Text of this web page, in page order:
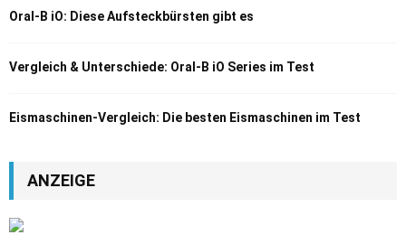
Oral-B iO: Diese Aufsteckbürsten gibt es
Vergleich & Unterschiede: Oral-B iO Series im Test
Eismaschinen-Vergleich: Die besten Eismaschinen im Test
ANZEIGE